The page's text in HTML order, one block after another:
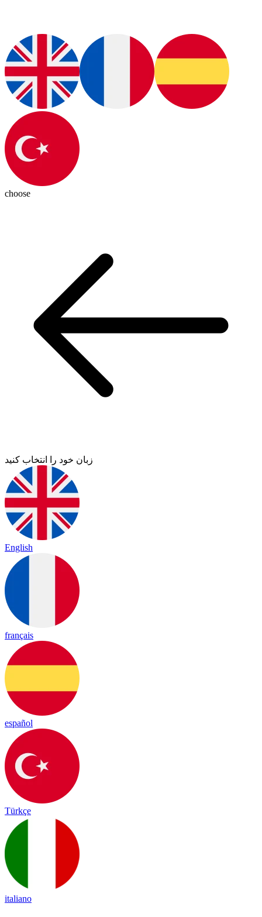
choose
زبان خود را انتخاب کنید
English
français
español
Türkçe
italiano